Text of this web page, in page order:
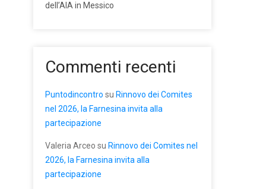
dell’AIA in Messico
Commenti recenti
Puntodincontro su Rinnovo dei Comites
nel 2026, la Farnesina invita alla
partecipazione
Valeria Arceo su Rinnovo dei Comites nel
2026, la Farnesina invita alla
partecipazione